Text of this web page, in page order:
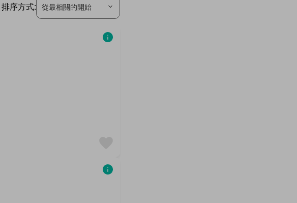
排序方式: 從最相關的開始